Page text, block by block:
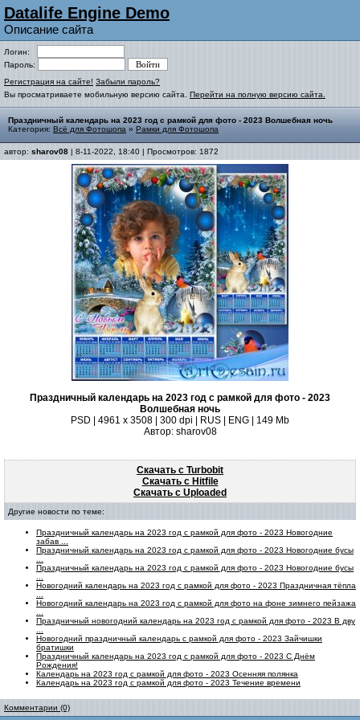
Datalife Engine Demo
Описание сайта
Логин:
Пароль:
Регистрация на сайте! Забыли пароль?
Вы просматриваете мобильную версию сайта. Перейти на полную версию сайта.
Праздничный календарь на 2023 год с рамкой для фото - 2023 Волшебная ночь
Категория: Всё для Фотошопа » Рамки для Фотошопа
автор: sharov08 | 8-11-2022, 18:40 | Просмотров: 1872
Праздничный календарь на 2023 год с рамкой для фото - 2023
Волшебная ночь
PSD | 4961 х 3508 | 300 dpi | RUS | ENG | 149 Mb
Автор: sharov08
Скачать с Turbobit
Скачать с Hitfile
Скачать с Uploaded
Другие новости по теме:
Праздничный календарь на 2023 год с рамкой для фото - 2023 Новогодние
забав ...
Праздничный календарь на 2023 год с рамкой для фото - 2023 Новогодние бусы
Праздничный календарь на 2023 год с рамкой для фото - 2023 Новогодние бусы
Новогодний календарь на 2023 год с рамкой для фото - 2023 Праздничная тёпла
Новогодний календарь на 2023 год с рамкой для фото на фоне зимнего пейзажа
Праздничный новогодний календарь на 2023 год с рамкой для фото - 2023 В дву
Новогодний праздничный календарь с рамкой для фото - 2023 Зайчишки
братишки
Праздничный календарь на 2023 год с рамкой для фото - 2023 С Днём
Рождения!
Календарь на 2023 год с рамкой для фото - 2023 Осенняя полянка
Календарь на 2023 год с рамкой для фото - 2023 Течение времени
Комментарии (0)